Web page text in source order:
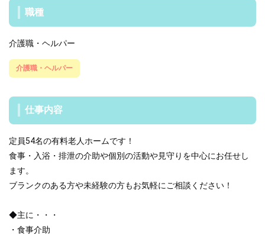
職種
介護職・ヘルパー
介護職・ヘルパー
仕事内容
定員54名の有料老人ホームです！
食事・入浴・排泄の介助や個別の活動や見守りを中心にお任せし
ます。
ブランクのある方や未経験の方もお気軽にご相談ください！
◆主に・・・
・食事介助